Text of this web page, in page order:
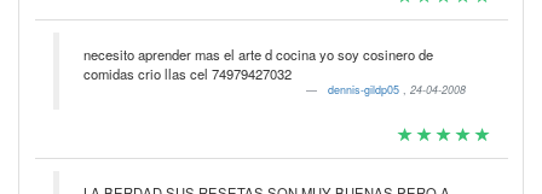
necesito aprender mas el arte d cocina yo soy cosinero de
comidas crio llas cel 74979427032
dennis-gildp05 , 24-04-2008